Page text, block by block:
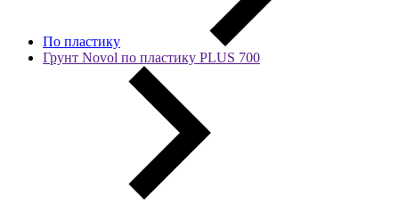
По пластику
Грунт Novol по пластику PLUS 700